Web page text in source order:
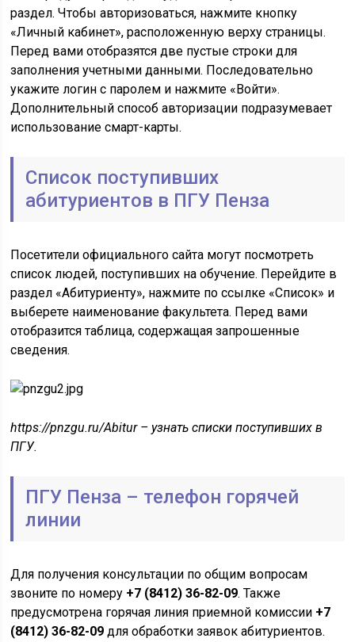
раздел. Чтобы авторизоваться, нажмите кнопку
«Личный кабинет», расположенную верху страницы.
Перед вами отобразятся две пустые строки для
заполнения учетными данными. Последовательно
укажите логин с паролем и нажмите «Войти».
Дополнительный способ авторизации подразумевает
использование смарт-карты.
Список поступивших
абитуриентов в ПГУ Пенза
Посетители официального сайта могут посмотреть
список людей, поступивших на обучение. Перейдите в
раздел «Абитуриенту», нажмите по ссылке «Список» и
выберете наименование факультета. Перед вами
отобразится таблица, содержащая запрошенные
сведения.
https://pnzgu.ru/Abitur – узнать списки поступивших в
ПГУ.
ПГУ Пенза – телефон горячей
линии
Для получения консультации по общим вопросам
звоните по номеру +7 (8412) 36-82-09. Также
предусмотрена горячая линия приемной комиссии +7
(8412) 36-82-09 для обработки заявок абитуриентов.